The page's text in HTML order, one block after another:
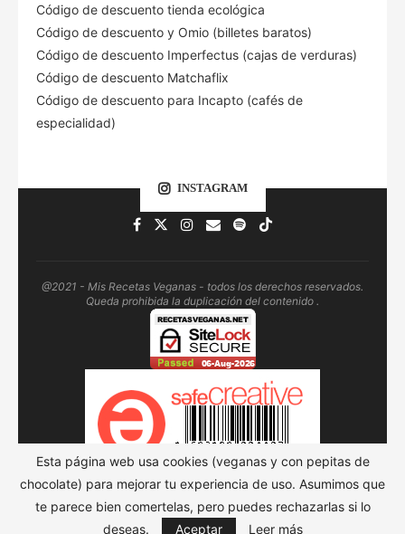
Código de descuento tienda ecológica
Código de descuento y Omio (billetes baratos)
Código de descuento Imperfectus (cajas de verduras)
Código de descuento Matchaflix
Código de descuento para Incapto (cafés de
especialidad)
INSTAGRAM
@2021 - Mis Recetas Veganas - todos los derechos reservados.
Queda prohibida la duplicación del contenido .
SUBIR
Esta página web usa cookies (veganas y con pepitas de
chocolate) para mejorar tu experiencia de uso. Asumimos que
te parece bien comertelas, pero puedes rechazarlas si lo
deseas.
Aceptar Leer más